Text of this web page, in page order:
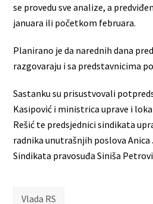
se provedu sve analize, a
januara ili početkom februara.
Planirano je da narednih dana
razgovaraju i sa predstavnicima
Sastanku su prisustvovali
Kasipović i ministrica uprave i
Rešić te predsjednici sindikata
radnika unutrašnjih poslova
Sindikata pravosuđa Siniša
Vlada RS